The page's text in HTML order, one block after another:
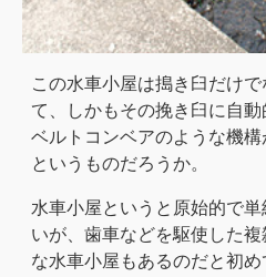
この水車小屋は搗き臼だけ
て、しかもその挽き臼に自
ベルトコンベアのような機構
というものだろうか。
水車小屋というと原始的で
いが、歯車などを駆使した
な水車小屋もあるのだと初め